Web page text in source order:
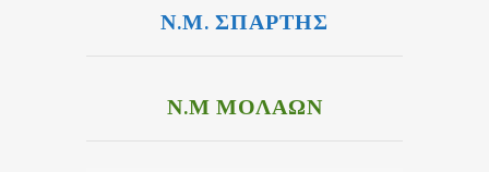
Ν.Μ. ΣΠΑΡΤΗΣ
Ν.Μ ΜΟΛΑΩΝ